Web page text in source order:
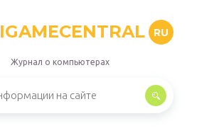
IGAMECENTRAL RU
Журнал о компьютерах